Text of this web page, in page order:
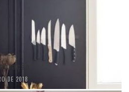
DE 2018